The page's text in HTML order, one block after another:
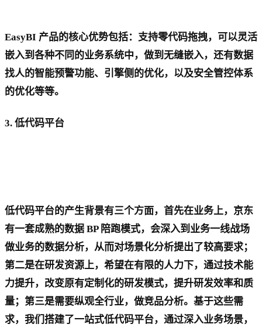
EasyBI 产品的核心优势包括：支持零代码拖拽，可以灵活
嵌入到各种不同的业务系统中，做到无缝嵌入，还有数据
找人的智能预警功能、引擎侧的优化，以及安全管控体系
的优化等等。
3. 低代码平台
低代码平台的产生背景有三个方面，首先在业务上，京东
有一套成熟的数据 BP 陪跑模式，会深入到业务一线战场
做业务的数据分析，从而对场景化分析提出了较高要求；
第二是在研发资源上，希望在有限的人力下，通过技术能
力提升，改变原有定制化的研发模式，提升研发效率和质
量；第三是需要纵观全行业，做竞品分析。基于这些需
求，我们搭建了一站式低代码平台，通过深入业务场景，